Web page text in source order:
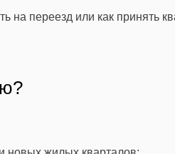
на переезд или как принять